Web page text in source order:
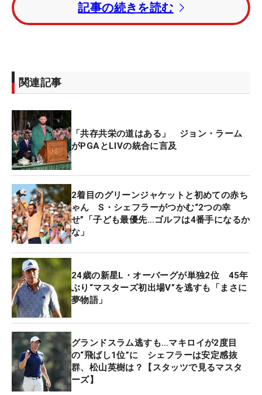
ラームは3億5000万ドル（約530億円）で、複数年
数と言われる契約金でサウジアラビアの政府系ファ
落ちなし」というのがウリだったはず。しかしラー
ムは「もっと伝統的なゴルフトーナメントに近づい
る点がある」と語った。
「それはぼく一人の意見なのかもしれないけれど、
でも当然ぼくは72ホール大会に戻ることはかまわな
い」とした。LIVゴルフは54ホール大会で予選落ち
がないことを理由に世界ランキングのポイント付与
が却下され、3月にはLIVゴルフが申請を取り下げて
いる。
しかしポイントを得られないことでLIVゴルフの多
くの選手は世界ランキングが大きく降下し、今年の
マスターズに出場したのは13名で、昨年の18名から
5名減となった。ラームやブルックス・ケプカ（米
国）、キャメロン・スミス（オーストラリア）など
のメジャーチャンピオンは出場可だが、そうでない
選手はポイント獲得のためDPワールド（欧州）ツア
ーやアジアンツアーを転戦しているのが現状だ。
記事の続きを読む
関連記事
「共存共栄の道はある」 ジョン・ラーム
がPGAとLIVの統合に言及
2着目のグリーンジャケットと初めての赤ち
ゃん S・シェフラーがつかむ“2つの幸
せ”「子ども最優先…ゴルフは4番手になるか
な」
24歳の新星L・オーバーグが単独2位 45年
ぶり“マスターズ初出場V”を逃すも「まさに
夢物語」
グランドスラム逃すも…マキロイが2度目
の“飛ばし1位”に シェフラーは安定感抜
群、松山英樹は？【スタッツで見るマスタ
ーズ】